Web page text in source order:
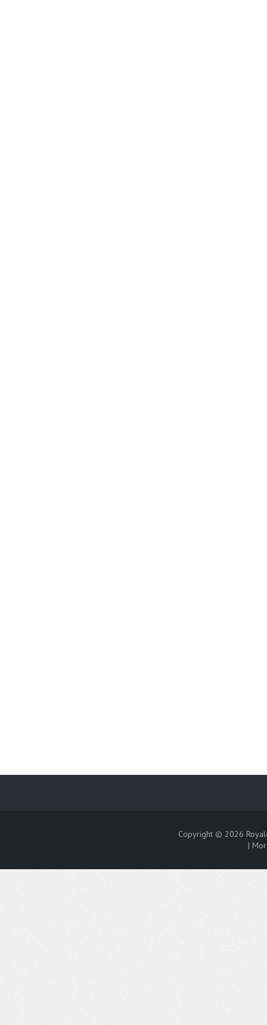
Copyright © 2026
|